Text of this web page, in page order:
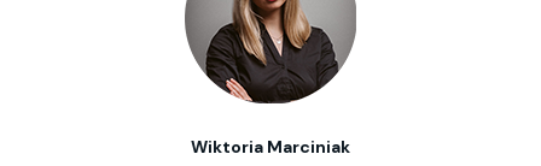
Wiktoria Marciniak